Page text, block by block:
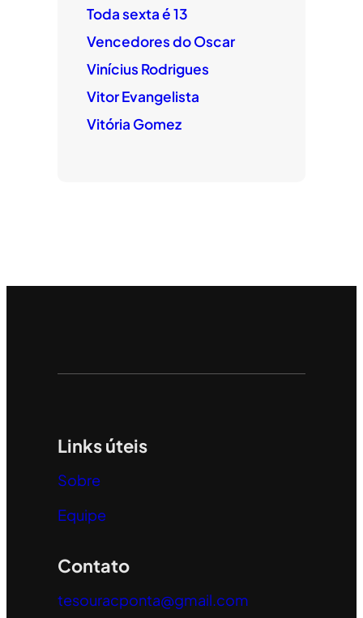
Toda sexta é 13
Vencedores do Oscar
Vinícius Rodrigues
Vitor Evangelista
Vitória Gomez
Links úteis
Sobre
Equipe
Contato
tesouracponta@gmail.com